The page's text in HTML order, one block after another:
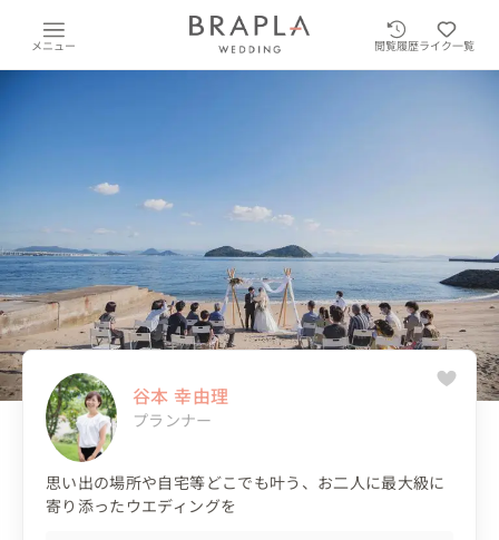
メニュー 閲覧履歴ライク一覧
谷本 幸由理
プランナー
思い出の場所や自宅等どこでも叶う、お二人に最大級に
寄り添ったウエディングを